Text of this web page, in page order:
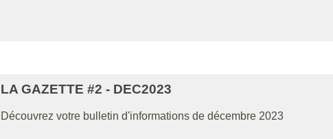
LA GAZETTE #2 - DEC2023
Découvrez votre bulletin d'informations de décembre 2023